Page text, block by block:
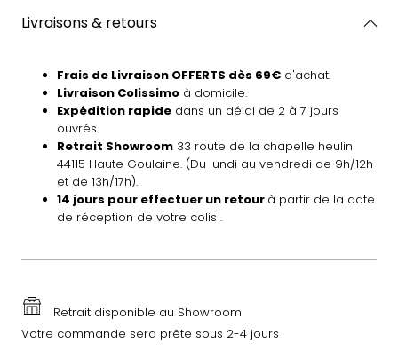
Livraisons & retours
Frais de Livraison OFFERTS dès 69€ d'achat.
Livraison Colissimo à domicile.
Expédition rapide dans un délai de 2 à 7 jours
ouvrés.
Retrait Showroom 33 route de la chapelle heulin
44115 Haute Goulaine. (Du lundi au vendredi de 9h/12h
et de 13h/17h).
14 jours pour effectuer un retour à partir de la date
de réception de votre colis .
Retrait disponible au Showroom
Votre commande sera prête sous 2-4 jours